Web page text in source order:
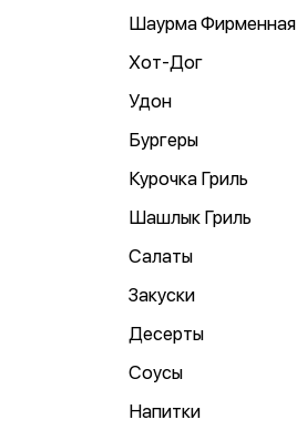
Шаурма Фирменная
Хот-Дог
Удон
Бургеры
Курочка Гриль
Шашлык Гриль
Салаты
Закуски
Десерты
Соусы
Напитки